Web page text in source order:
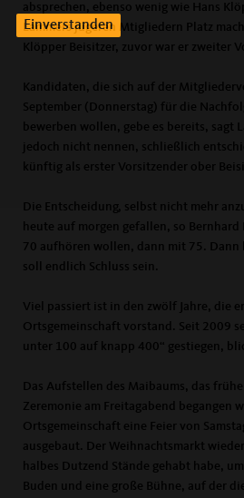
absprechen, ebenso wenig wie Hans
Lammers jügeren Mtigliedern Platz
Klöpper Beisitzer, zuvor war er zweiter
Kandidaten, die sich auf der
September (Donnerstag) für die
bewerben wollen, gebe es bereits, sagt
jedoch nicht nennen, schließlich
künftig als erster Vorsitzender ober
Die Entscheidung, selbst nicht mehr
heute auf morgen gefallen, so Bernhard
70 aufhören wollen, dann mit 75. Dann
soll endlich Schluss sein.
Viel passiert ist in den zwölf Jahre, die
Ortsgemeinschaft vorstand. Seit 2009
unter 100 auf knapp 400“ gestiegen,
Das Aufstellen des Maibaums, das
Zeremonie am Freitagabend begangen
Ortsgemeinschaft eine Feier von
ausgebaut. Der Weihnachtsmarkt
halbes Dutzend Stände gehabt habe,
Buden und eine große Bühne, auf der
Einverstanden